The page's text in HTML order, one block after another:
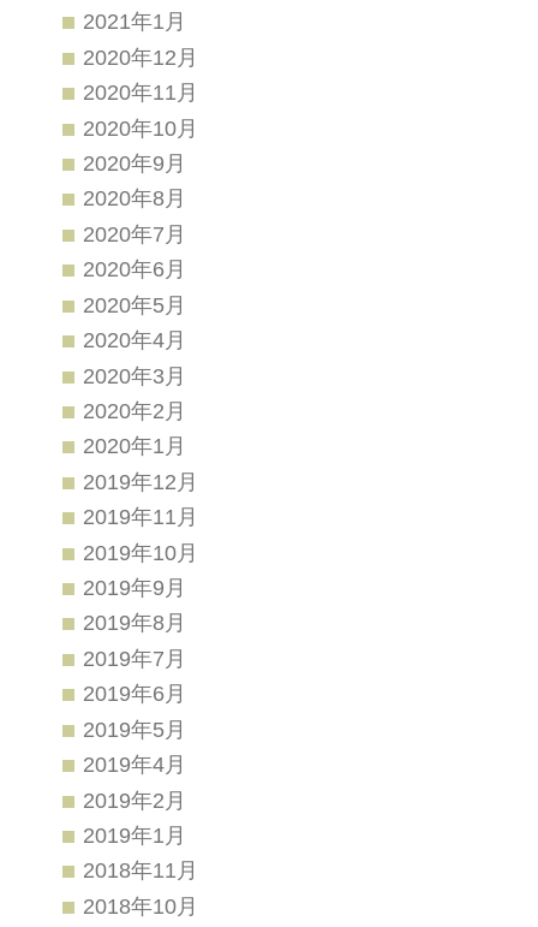
2021年1月
2020年12月
2020年11月
2020年10月
2020年9月
2020年8月
2020年7月
2020年6月
2020年5月
2020年4月
2020年3月
2020年2月
2020年1月
2019年12月
2019年11月
2019年10月
2019年9月
2019年8月
2019年7月
2019年6月
2019年5月
2019年4月
2019年2月
2019年1月
2018年11月
2018年10月